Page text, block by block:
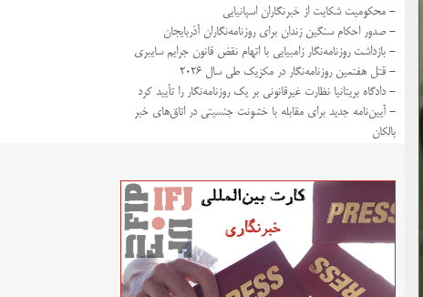
- محکومیت شکایت از خبرنگاران اسپانیایی
- صدور احکام سنگین زندان برای روزنامه‌نگاران آذربایجان
- بازداشت روزنامه‌نگار زامبیایی با اتهام نقض قانون جرایم سایبری
- قتل هفتمین روزنامه‌نگار در مکزیک طی سال ۲۰۲۶
- دادگاه بریتانیا نظارت غیرقانونی بر یک روزنامه‌نگار را تأیید کرد
- آیین‌نامه جدید برای مقابله با خشونت جنسیتی در اتاق‌های خبر
بالکان